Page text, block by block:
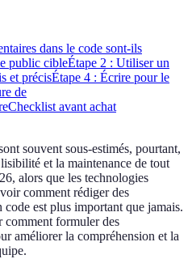
dans le code sont-ils
public cibleÉtape 2 : Utiliser un
et précisÉtape 4 : Écrire pour le
de
Checklist avant achat
souvent sous-estimés, pourtant,
et la maintenance de tout
alors que les technologies
comment rédiger des
code est plus important que jamais.
comment formuler des
améliorer la compréhension et la